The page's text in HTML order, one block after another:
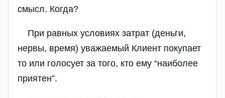
смысл. Когда?
При равных условиях затрат (деньги,
нервы, время) уважаемый Клиент покупает
то или голосует за того, кто ему “наиболее
приятен”.